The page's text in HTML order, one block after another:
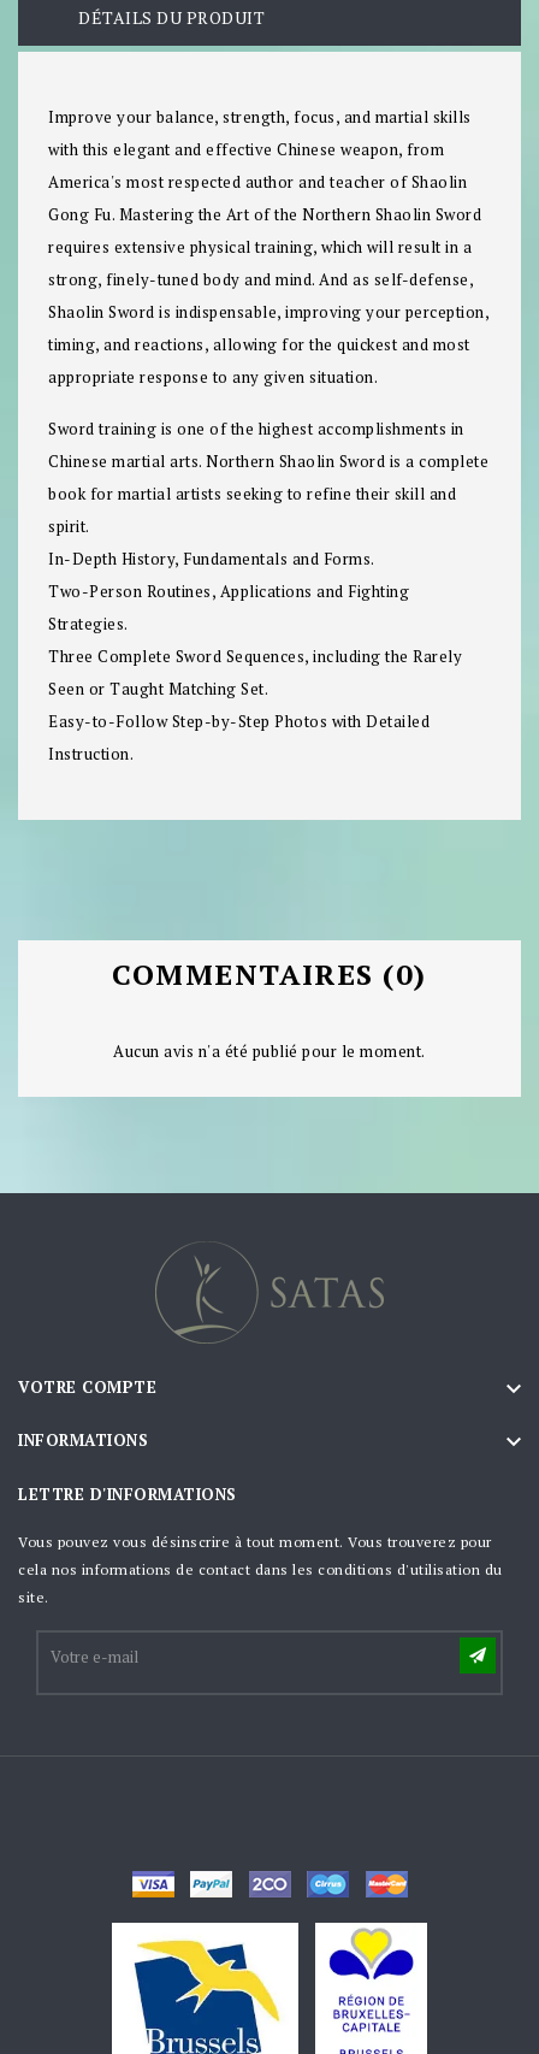
DÉTAILS DU PRODUIT
Improve your balance, strength, focus, and martial skills
with this elegant and effective Chinese weapon, from
America's most respected author and teacher of Shaolin
Gong Fu. Mastering the Art of the Northern Shaolin Sword
requires extensive physical training, which will result in a
strong, finely-tuned body and mind. And as self-defense,
Shaolin Sword is indispensable, improving your perception,
timing, and reactions, allowing for the quickest and most
appropriate response to any given situation.
Sword training is one of the highest accomplishments in
Chinese martial arts. Northern Shaolin Sword is a complete
book for martial artists seeking to refine their skill and
spirit.
In-Depth History, Fundamentals and Forms.
Two-Person Routines, Applications and Fighting
Strategies.
Three Complete Sword Sequences, including the Rarely
Seen or Taught Matching Set.
Easy-to-Follow Step-by-Step Photos with Detailed
Instruction.
COMMENTAIRES (0)
Aucun avis n'a été publié pour le moment.
VOTRE COMPTE 
INFORMATIONS 
LETTRE D'INFORMATIONS
Vous pouvez vous désinscrire à tout moment. Vous trouverez pour
cela nos informations de contact dans les conditions d'utilisation du
site.